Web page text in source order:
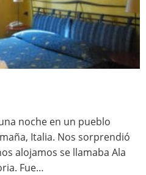
noche en un pueblo
Italia. Nos sorprendió
alojamos se llamaba Ala
Fue…